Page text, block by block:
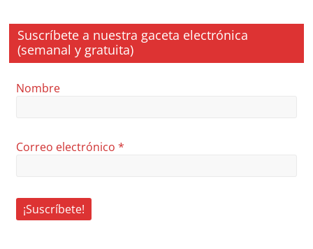
Suscríbete a nuestra gaceta electrónica
(semanal y gratuita)
Nombre
Correo electrónico*